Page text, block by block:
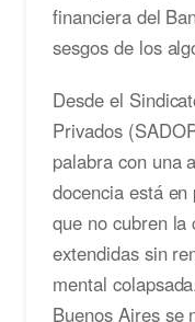
financiera del
sesgos de los
Desde el
Privados
palabra con una
docencia está
que no cubren la
extendidas sin
mental
Buenos Aires se